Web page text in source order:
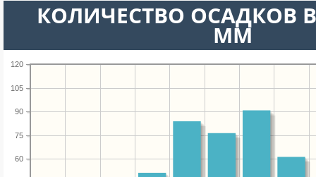
КОЛИЧЕСТВО ОСАДКОВ
ММ
60
75
90
105
120